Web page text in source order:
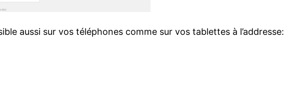
aussi sur vos téléphones comme sur vos tablettes à l’addresse: